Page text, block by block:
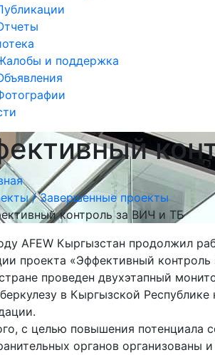
и поддержка
/ Завершенные проекты
контроль за ВИЧ и ТБ
AFEW Кыргызстан продолжил
проекта «Эффективный
проведен двухэтапный
в Кыргызской
с целью повышения потенциала
органов